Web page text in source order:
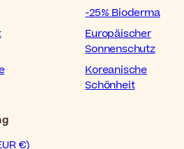
-25% Bioderma
Europäischer
Sonnenschutz
Koreanische
Schönheit
€)